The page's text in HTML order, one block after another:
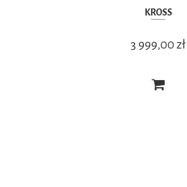
KROSS
3 999,00 zł